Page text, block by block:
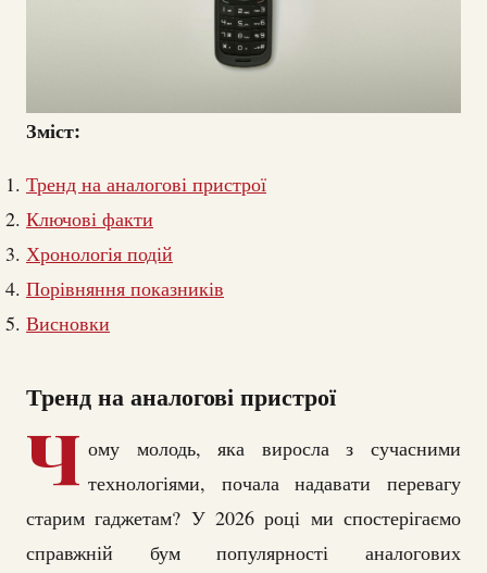
Зміст:
Тренд на аналогові пристрої
Ключові факти
Хронологія подій
Порівняння показників
Висновки
Тренд на аналогові пристрої
Ч ому молодь, яка виросла з сучасними
технологіями, почала надавати перевагу
старим гаджетам? У 2026 році ми спостерігаємо
справжній бум популярності аналогових